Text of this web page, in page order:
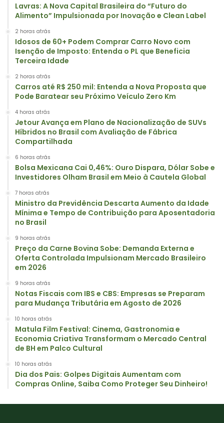
Lavras: A Nova Capital Brasileira do “Futuro do
Alimento” Impulsionada por Inovação e Clean Label
2 horas atrás
Idosos de 60+ Podem Comprar Carro Novo com
Isenção de Imposto: Entenda o PL que Beneficia
Terceira Idade
2 horas atrás
Carros até R$ 250 mil: Entenda a Nova Proposta que
Pode Baratear seu Próximo Veículo Zero Km
4 horas atrás
Jetour Avança em Plano de Nacionalização de SUVs
Híbridos no Brasil com Avaliação de Fábrica
Compartilhada
6 horas atrás
Bolsa Mexicana Cai 0,46%: Ouro Dispara, Dólar Sobe e
Investidores Olham Brasil em Meio à Cautela Global
7 horas atrás
Ministro da Previdência Descarta Aumento da Idade
Mínima e Tempo de Contribuição para Aposentadoria
no Brasil
9 horas atrás
Preço da Carne Bovina Sobe: Demanda Externa e
Oferta Controlada Impulsionam Mercado Brasileiro
em 2026
9 horas atrás
Notas Fiscais com IBS e CBS: Empresas se Preparam
para Mudança Tributária em Agosto de 2026
10 horas atrás
Matula Film Festival: Cinema, Gastronomia e
Economia Criativa Transformam o Mercado Central
de BH em Palco Cultural
10 horas atrás
Dia dos Pais: Golpes Digitais Aumentam com
Compras Online, Saiba Como Proteger Seu Dinheiro!